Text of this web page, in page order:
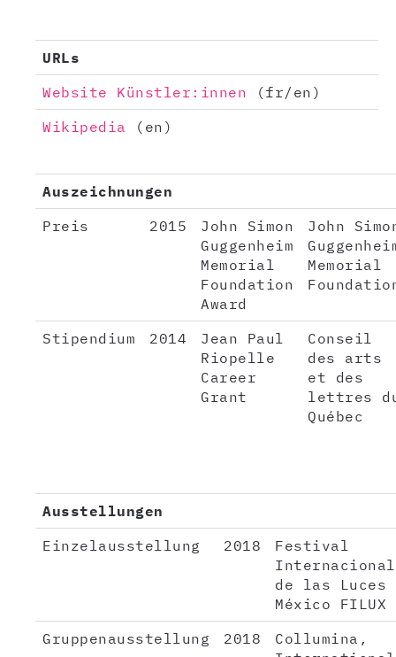
URLs
Website Künstler:innen (fr/en)
Wikipedia (en)
Auszeichnungen
Preis
2015
John Simon
Guggenheim
Memorial
Foundation
Award
John
Memorial
Stipendium 2014
Jean Paul
Riopelle
Career
Grant
Conseil
des arts
et des
lettres
Québec
Ausstellungen
Einzelausstellung
2018
Festival
Internacional
de las Luces
México FILUX
Gruppenausstellung
2018
Collumina,